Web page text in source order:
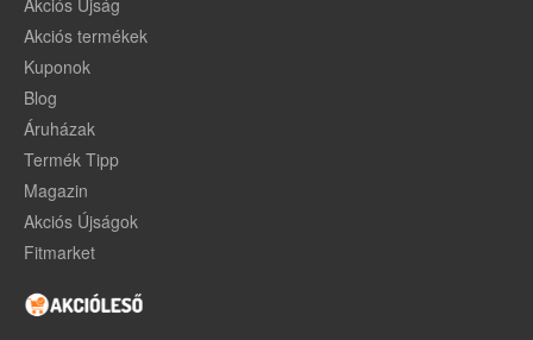
Akciós termékek
Kuponok
Blog
Áruházak
Termék Tipp
Magazin
Akciós Újságok
Fitmarket